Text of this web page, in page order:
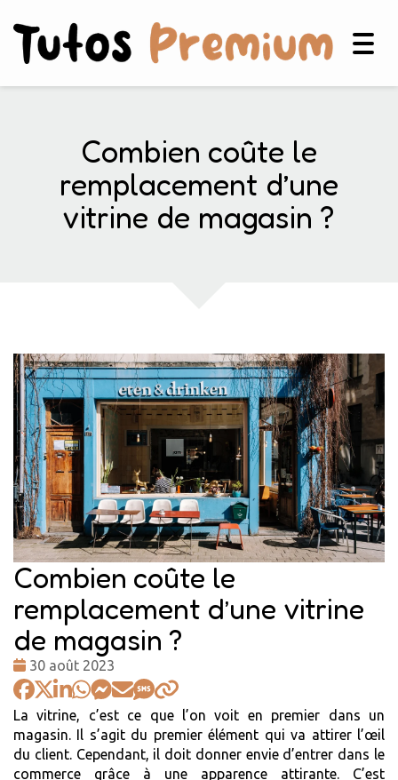
Combien coûte le
remplacement d’une
vitrine de magasin ?
Combien coûte le
remplacement d’une vitrine
de magasin ?
Date
:
30 août 2023
La vitrine, c’est ce que l’on voit en premier dans un
magasin. Il s’agit du premier élément qui va attirer l’œil
du client. Cependant, il doit donner envie d’entrer dans le
commerce grâce à une apparence attirante. C’est